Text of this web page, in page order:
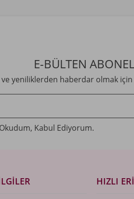
E-BÜLTEN
yeniliklerden haberdar olmak
Okudum, Kabul Ediyorum.
HIZLI